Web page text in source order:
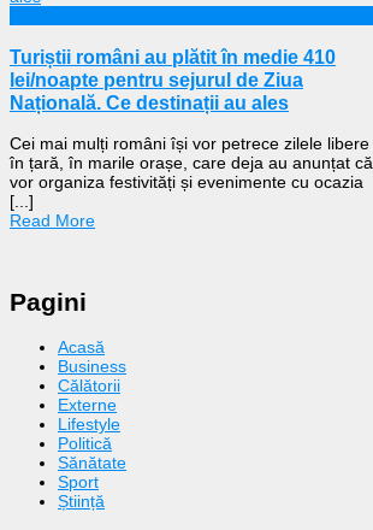
Turiștii români au plătit în medie 410
lei/noapte pentru sejurul de Ziua
Națională. Ce destinații au ales
Cei mai mulți români își vor petrece zilele libere
în țară, în marile orașe, care deja au anunțat că
vor organiza festivități și evenimente cu ocazia
[...]
Read More
Pagini
Acasă
Business
Călătorii
Externe
Lifestyle
Politică
Sănătate
Sport
Știință